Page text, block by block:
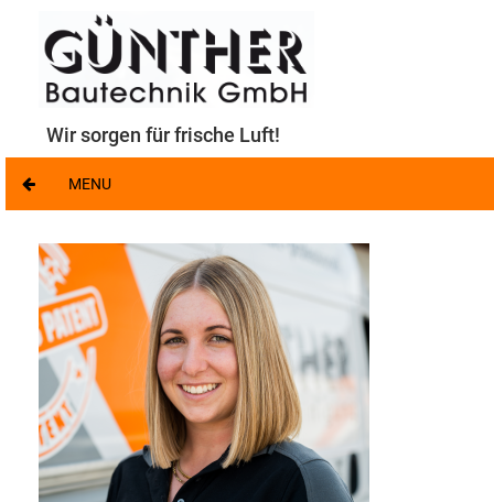
Wir sorgen für frische Luft!
MENU